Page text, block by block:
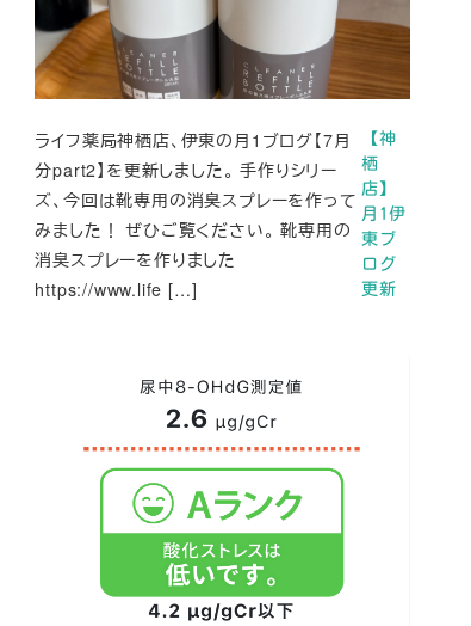
【神
栖
店】
月1伊
東ブ
ログ
更新
ライフ薬局神栖店、伊東の月1ブログ【7月
分part2】を更新しました。 手作りシリー
ズ、今回は靴専用の消臭スプレーを作って
みました！ ぜひご覧ください。 靴専用の
消臭スプレーを作りました
https://www.life […]